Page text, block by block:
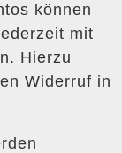
können
mit
Hierzu
Widerruf in